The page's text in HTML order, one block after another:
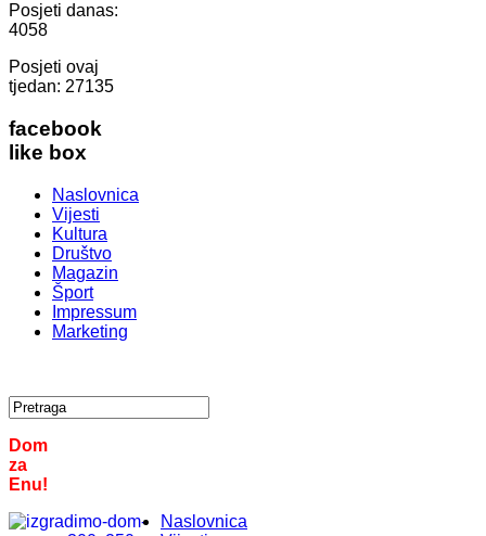
Posjeti danas:
4058
Posjeti ovaj
tjedan: 27135
facebook
like box
Naslovnica
Vijesti
Kultura
Društvo
Magazin
Šport
Impressum
Marketing
Dom
za
Enu!
Naslovnica